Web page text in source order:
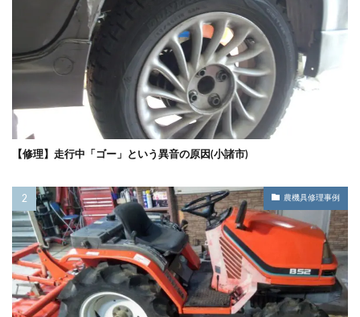
【修理】走行中「ゴー」という異音の原因(小諸市)
農機具修理事例